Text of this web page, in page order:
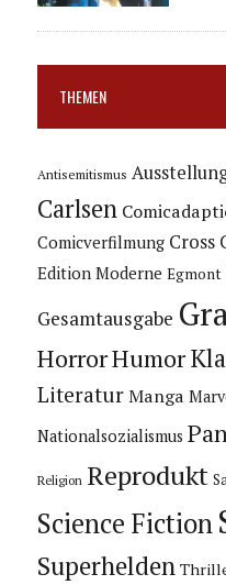
THEMEN
Antisemitismus
Carlsen
Comicverfilmung Cross
Edition Moderne Egmont
Gesamtausgabe
HorrorHumor
Literatur Manga
Nationalsozialismus
Religion Reprodukt
Science Fiction
Superhelden